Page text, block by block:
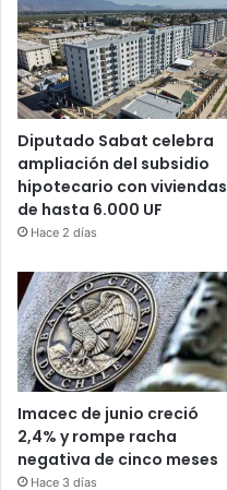
Diputado Sabat celebra
ampliación del subsidio
hipotecario con viviendas
de hasta 6.000 UF
Hace 2 días
Imacec de junio creció
2,4% y rompe racha
negativa de cinco meses
Hace 3 días